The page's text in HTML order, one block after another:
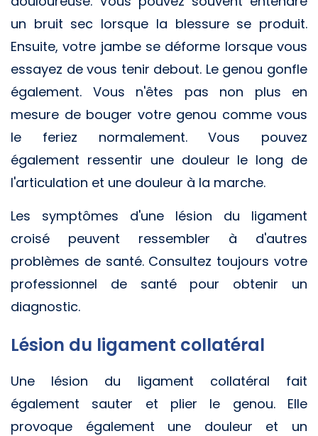
un bruit sec lorsque la blessure se produit.
Ensuite, votre jambe se déforme lorsque vous
essayez de vous tenir debout. Le genou gonfle
également. Vous n'êtes pas non plus en
mesure de bouger votre genou comme vous
le feriez normalement. Vous pouvez
également ressentir une douleur le long de
l'articulation et une douleur à la marche.
Les symptômes d'une lésion du ligament
croisé peuvent ressembler à d'autres
problèmes de santé. Consultez toujours votre
professionnel de santé pour obtenir un
diagnostic.
Lésion du ligament collatéral
Une lésion du ligament collatéral fait
également sauter et plier le genou. Elle
provoque également une douleur et un